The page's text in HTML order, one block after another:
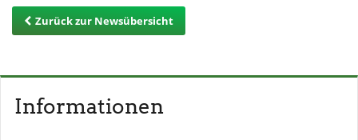
Zurück zur Newsübersicht
Informationen